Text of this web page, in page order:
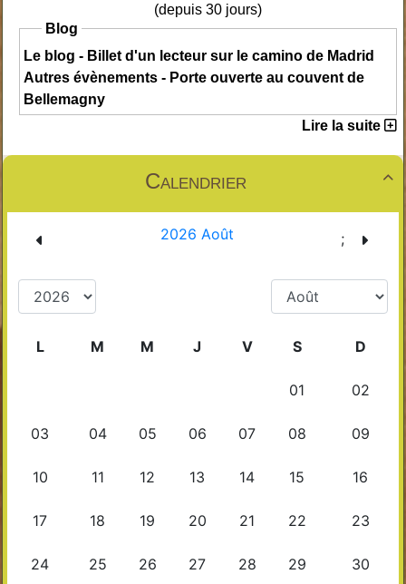

Calendrier
(depuis 30 jours)
Blog
Le blog - Billet d'un lecteur sur le camino de Madrid
Autres évènements - Porte ouverte au couvent de
Bellemagny
Lire la suite